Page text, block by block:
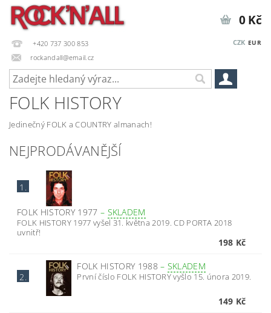
+420 737 300 853
rockandall@email.cz
CZK EUR
0 Kč
FOLK HISTORY
Jedinečný FOLK a COUNTRY almanach!
NEJPRODÁVANĚJŠÍ
1.
FOLK HISTORY 1977 – SKLADEM
FOLK HISTORY 1977 vyšel 31. května 2019. CD PORTA 2018
uvnitř!
198 Kč
2.
FOLK HISTORY 1988– SKLADEM
První číslo FOLK HISTORY vyšlo 15. února 2019.
149 Kč